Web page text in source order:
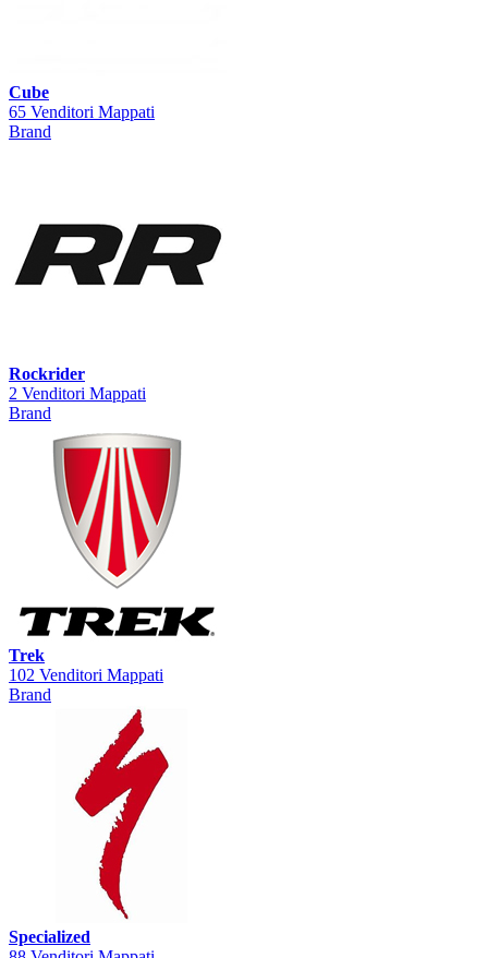
Cube
65 Venditori Mappati
Brand
Rockrider
2 Venditori Mappati
Brand
Trek
102 Venditori Mappati
Brand
Specialized